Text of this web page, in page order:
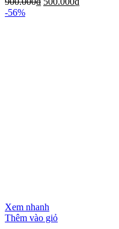
-56%
Xem nhanh
Thêm vào giỏ